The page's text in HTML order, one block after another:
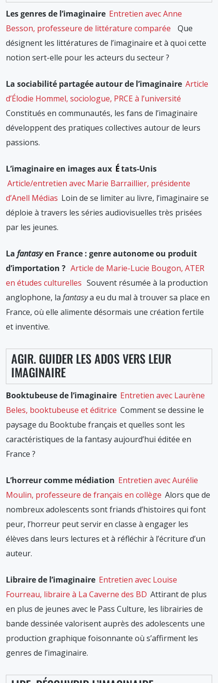
Les genres de l’imaginaire Entretien avec Anne
Besson, professeure de littérature comparée
Que
désignent les littératures de l’imaginaire et à quoi cette
notion sert-elle pour les acteurs du secteur ?
La sociabilité partagée autour de l’imaginaire Article
d’Élodie Hommel, sociologue, PRCE à l’université
Constitués en communautés, les fans de l’imaginaire
développent des pratiques collectives autour de leurs
passions.
L’imaginaire en images aux États-Unis
Article/entretien avec Marie Barraillier, présidente
d’Anell Médias Loin de se limiter au livre, l’imaginaire se
déploie à travers les séries audiovisuelles très prisées
par les jeunes.
La fantasyen France : genre autonome ou produit
d’importation ? Article de Marie-Lucie Bougon, ATER
en études culturelles Souvent résumée à la production
anglophone, la fantasya eu du mal à trouver sa place en
France, où elle alimente désormais une création fertile
et inventive.
AGIR. GUIDER LES ADOS VERS LEUR
IMAGINAIRE
Booktubeuse de l’imaginaire Entretien avec Laurène
Beles, booktubeuse et éditrice Comment se dessine le
paysage du Booktube français et quelles sont les
caractéristiques de la fantasy aujourd’hui éditée en
France ?
L’horreur comme médiation Entretien avec Aurélie
Moulin, professeure de français en collège Alors que de
nombreux adolescents sont friands d’histoires qui font
peur, l’horreur peut servir en classe à engager les
élèves dans leurs lectures et à réfléchir à l’écriture d’un
auteur.
Libraire de l’imaginaire Entretien avec Louise
Fourreau, libraire à La Caverne des BD Attirant de plus
en plus de jeunes avec le Pass Culture, les librairies de
bande dessinée valorisent auprès des adolescents une
production graphique foisonnante où s’affirment les
genres de l’imaginaire.